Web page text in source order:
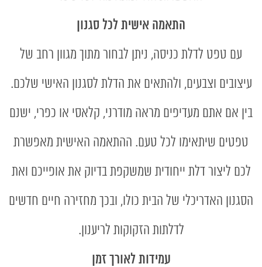
התאמה אישית לכל סגנון
עם טפט לדלת כניסה, ניתן לבחור מתוך מגוון רחב של
עיצובים וצבעים, ולהתאים את הדלת לסגנון האישי שלכם.
בין אם אתם מעדיפים מראה מודרני, קלאסי או כפרי, ישנם
טפטים שיתאימו לכל טעם. ההתאמה האישית מאפשרת
לכם ליצור דלת ייחודית שמשקפת בדיוק את אופייכם ואת
הסגנון האדריכלי של הבית כולו, ובכך מחזירה חיים חדשים
לדלתות הזקוקות לריענון.
עמידות לאורך זמן